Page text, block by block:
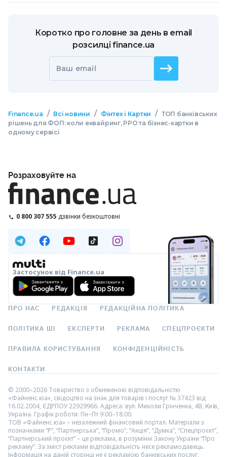
Коротко про головне за день в email
розсилці finance.ua
Ваш email
Finance.ua / Всі новини / Фінтех і Картки / ТОП банківських
рішень для ФОП: коли еквайринг, РРО та бізнес-картки в
одному сервісі
Розраховуйте на
0 800 307 555 дзвінки безкоштовні
Застосунок від Finance.ua
ПРО НАС РЕДАКЦІЯ РЕДАКЦІЙНА ПОЛІТИКА
ПОЛІТИКА ШІ ЕКСПЕРТИ РЕКЛАМА СПЕЦПРОЄКТИ
ПРАВИЛА КОРИСТУВАННЯ КОНФІДЕНЦІЙНІСТЬ
КОНТАКТИ
© 2000–2026 Товариство з обмеженою відповідальністю
«Файненс.юа», свідоцтво на знак для товарів і послуг № 37423 від
16.02.2004, ЄДРПОУ 22929966. Адреса: вул. Миколи Грінченка, 4В, Київ,
Україна. Графік роботи: Пн–Пт 9:00–18:00.
ТОВ «Файненс.юа» – незалежний фінансовий портал. Матеріали з
позначками “Р”, “Партнерська”, “Промо”, “Акція”, “Думка”, “Спецпроєкт”,
“Партнерський проєкт” – це реклама, в розумінні Закону України “Про
рекламу”. За зміст реклами відповідальність несе рекламодавець.
Інформація на даній сторінці не є рекламою банківських послуг.